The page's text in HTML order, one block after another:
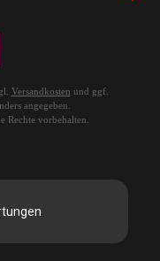
Versandkosten und ggf.
angegeben.
Rechte vorbehalten.